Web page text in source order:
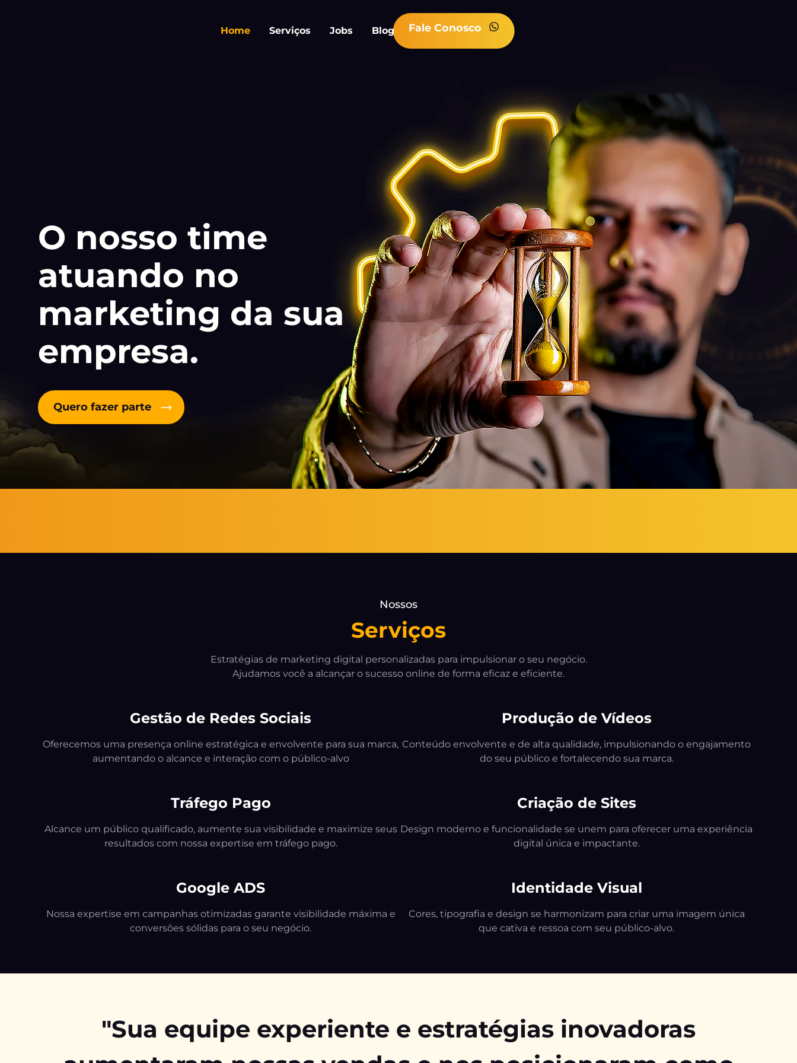
Home Serviços Jobs Blog Fale Conosco
O nosso time
atuando no
marketing da sua
empresa.
Quero fazer parte
Serviços
Estratégias de marketing digital personalizadas para impulsionar o seu negócio.
Ajudamos você a alcançar o sucesso online de forma eficaz e eficiente.
Gestão de Redes Sociais
Oferecemos uma presença online estratégica e envolvente para sua marca,
aumentando o alcance e interação com o público-alvo
Produção de Vídeos
Conteúdo envolvente e de alta qualidade, impulsionando o engajamento
do seu público e fortalecendo sua marca.
Tráfego Pago
Alcance um público qualificado, aumente sua visibilidade e maximize seus
resultados com nossa expertise em tráfego pago.
Criação de Sites
Design moderno e funcionalidade se unem para oferecer uma experiência
digital única e impactante.
Google ADS
Nossa expertise em campanhas otimizadas garante visibilidade máxima e
conversões sólidas para o seu negócio.
Identidade Visual
Cores, tipografia e design se harmonizam para criar uma imagem única
que cativa e ressoa com seu público-alvo.
"Sua equipe experiente e estratégias inovadoras